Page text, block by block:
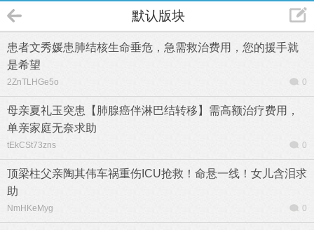
默认版块
患者文秀媛患肺结核生命垂危，急需救治费用，您的援手就
是希望
2ZnTLHGe5o 0
母亲夏礼玉突患【肺腺癌伴淋巴结转移】需高额治疗费用，
单亲家庭无奈求助
tEkCSt73zns 0
顶梁柱父亲陶其伟车祸重伤ICU抢救！命悬一线！女儿含泪求
助
NmHKeMyg 0